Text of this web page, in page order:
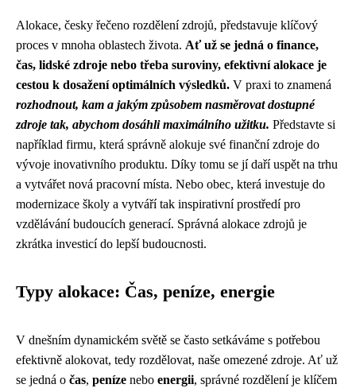
Alokace, česky řečeno rozdělení zdrojů, představuje klíčový
proces v mnoha oblastech života. Ať už se jedná o finance,
čas, lidské zdroje nebo třeba suroviny, efektivní alokace je
cestou k dosažení optimálních výsledků. V praxi to znamená
rozhodnout, kam a jakým způsobem nasměrovat dostupné
zdroje tak, abychom dosáhli maximálního užitku. Představte si
například firmu, která správně alokuje své finanční zdroje do
vývoje inovativního produktu. Díky tomu se jí daří uspět na trhu
a vytvářet nová pracovní místa. Nebo obec, která investuje do
modernizace školy a vytváří tak inspirativní prostředí pro
vzdělávání budoucích generací. Správná alokace zdrojů je
zkrátka investicí do lepší budoucnosti.
Typy alokace: Čas, peníze, energie
V dnešním dynamickém světě se často setkáváme s potřebou
efektivně alokovat, tedy rozdělovat, naše omezené zdroje. Ať už
se jedná o čas, peníze nebo energii, správné rozdělení je klíčem